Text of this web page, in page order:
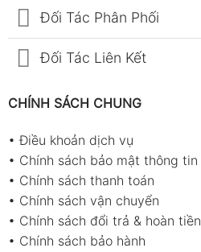
Đối Tác Phân Phối
Đối Tác Liên Kết
CHÍNH SÁCH CHUNG
•Điều khoản dịch vụ
• Chính sách bảo mật thông tin
• Chính sách thanh toán
• Chính sách vận chuyển
• Chính sách đổi trả & hoàn tiền
• Chính sách bảo hành